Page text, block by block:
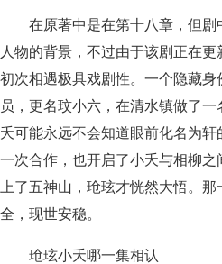
在原著中是在第十八章，但
人物的背景，不过由于该剧正在
初次相遇极具戏剧性。一个隐藏
员，更名玟小六，在清水镇做了
夭可能永远不会知道眼前化名为
一次合作，也开启了小夭与相柳
上了五神山，玱玹才恍然大悟。
全，现世安稳。
玱玹小夭哪一集相认